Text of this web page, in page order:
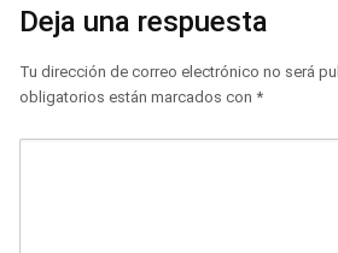
Deja una respuesta
Tu dirección de correo electrónico no será
obligatorios están marcados con *